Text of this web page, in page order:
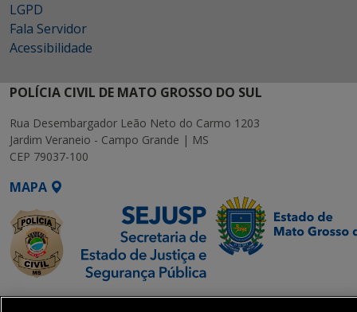
LGPD
Fala Servidor
Acessibilidade
POLÍCIA CIVIL DE MATO GROSSO DO SUL
Rua Desembargador Leão Neto do Carmo 1203
Jardim Veraneio - Campo Grande | MS
CEP 79037-100
MAPA
SETDIG | Secretaria-